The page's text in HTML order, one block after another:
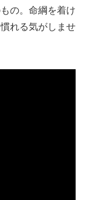
の。命綱を着け
れる気がしませ